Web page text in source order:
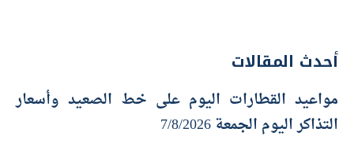
أحدث المقالات
مواعيد القطارات اليوم على خط الصعيد وأسعار
التذاكر اليوم الجمعة 7/8/2026